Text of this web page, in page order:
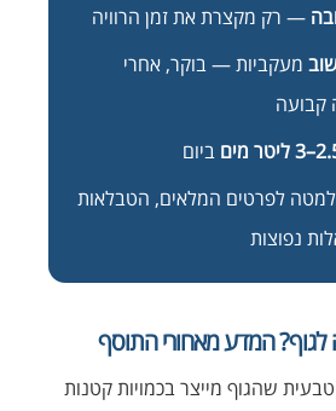
— רק מקצרת את זמן הרוויה
מעקביות — בוקר, אחרי
קבועה
ביום
לפרטים המלאים, הטבלאות
נפוצות
לגוף? המדע מאחורי התוסף
שהגוף מייצר בכמויות קטנות